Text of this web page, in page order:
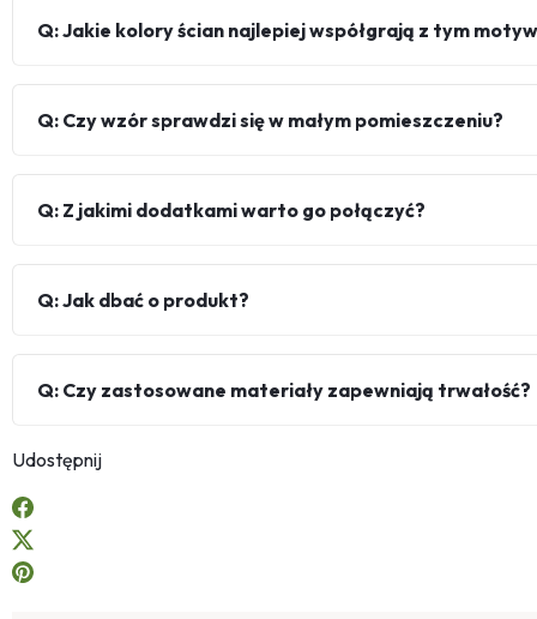
Q: Jakie kolory ścian najlepiej współgrają z tym
Q: Czy wzór sprawdzi się w małym pomieszczeniu?
Q: Z jakimi dodatkami warto go połączyć?
Q: Jak dbać o produkt?
Q: Czy zastosowane materiały zapewniają trwałość?
Udostępnij